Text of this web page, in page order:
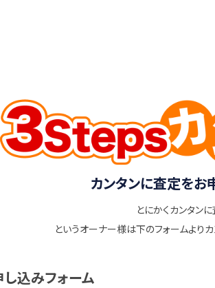
カンタンに査定をお
とにかくカンタン
というオーナー様は下のフォームより
込みフォーム